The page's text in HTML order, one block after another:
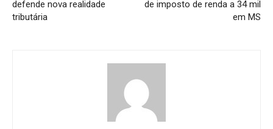
defende nova realidade
tributária
de imposto de renda a 34 mil
em MS